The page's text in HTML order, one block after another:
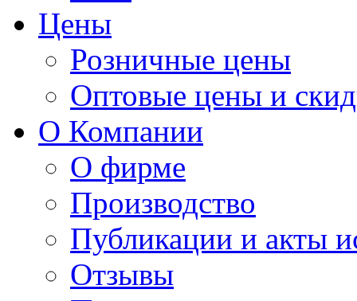
Цены
Розничные цены
Оптовые цены и
О Компании
О фирме
Производство
Публикации и акты
Отзывы